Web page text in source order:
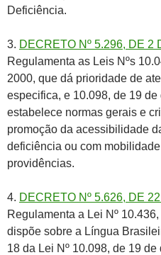
Deficiência.
3. DECRETO Nº 5.296, DE 2
Regulamenta as Leis Nºs
2000, que dá prioridade de
especifica, e 10.098, de 19
estabelece normas gerais e
promoção da acessibilidade
deficiência ou com
providências.
4. DECRETO Nº 5.626, DE
Regulamenta a Lei Nº
dispõe sobre a Língua
18 da Lei Nº 10.098, de 19